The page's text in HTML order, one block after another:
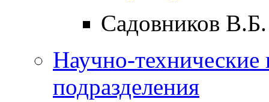
Садовников В.Б.
Научно-технические
подразделения